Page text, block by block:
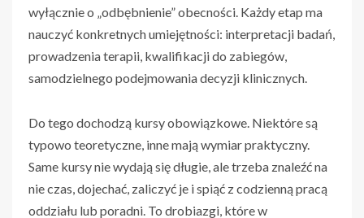
wyłącznie o „odbębnienie” obecności. Każdy etap ma
nauczyć konkretnych umiejętności: interpretacji badań,
prowadzenia terapii, kwalifikacji do zabiegów,
samodzielnego podejmowania decyzji klinicznych.
Do tego dochodzą kursy obowiązkowe. Niektóre są
typowo teoretyczne, inne mają wymiar praktyczny.
Same kursy nie wydają się długie, ale trzeba znaleźć na
nie czas, dojechać, zaliczyć je i spiąć z codzienną pracą
oddziału lub poradni. To drobiazgi, które w